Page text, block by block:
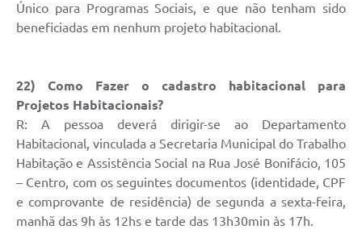
Único para Programas Sociais, e que não tenham sido
beneficiadas em nenhum projeto habitacional.
22) Como Fazer o cadastro habitacional para
Projetos Habitacionais?
R: A pessoa deverá dirigir-se ao Departamento
Habitacional, vinculada a Secretaria Municipal do Trabalho
Habitação e Assistência Social na Rua José Bonifácio, 105
– Centro, com os seguintes documentos (identidade, CPF
e comprovante de residência) de segunda a sexta-feira,
manhã das 9h às 12hs e tarde das 13h30min às 17h.